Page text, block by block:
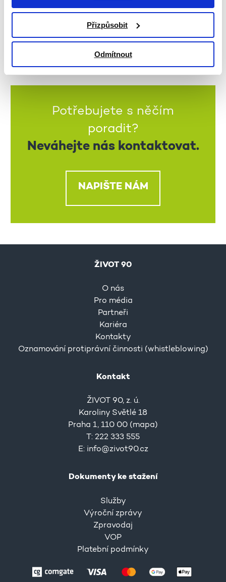
Přizpůsobit
Odmítnout
Potřebujete s něčím
poradit?
Neváhejte nás kontaktovat.
NAPIŠTE NÁM
ŽIVOT 90
O nás
Pro média
Partneři
Kariéra
Kontakty
Oznamování protiprávní činnosti (whistleblowing)
Kontakt
ŽIVOT 90, z. ú.
Karoliny Světlé 18
Praha 1, 110 00 (mapa)
T: 222 333 555
E: info@zivot90.cz
Dokumenty ke stažení
Služby
Výroční zprávy
Zpravodaj
VOP
Platební podmínky